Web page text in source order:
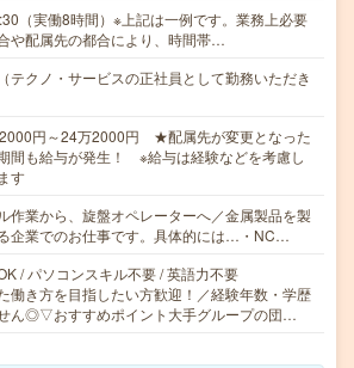
（実働8時間）※上記は一例です。業務上必要
や配属先の都合により、時間帯…
テクノ・サービスの正社員として勤務いただき
円～24万2000円 ★配属先が変更となった
間も給与が発生！ ※給与は経験などを考慮し
す
作業から、旋盤オペレーターへ／金属製品を製
企業でのお仕事です。具体的には…・NC…
/ パソコンスキル不要 / 英語力不要
働き方を目指したい方歓迎！／経験年数・学歴
ん◎▽おすすめポイント大手グループの団…